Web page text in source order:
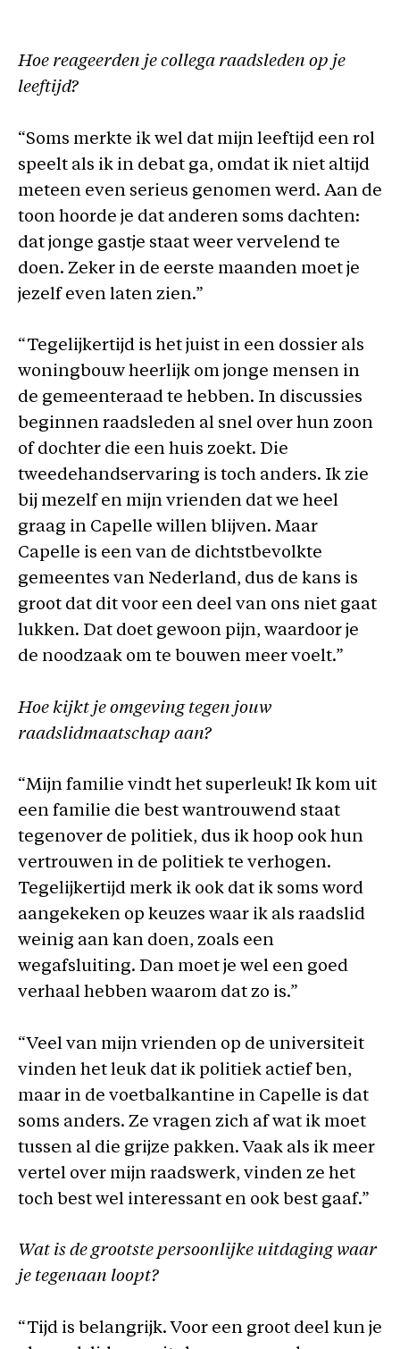
Hoe reageerden je collega raadsleden op je
leeftijd?
“Soms merkte ik wel dat mijn leeftijd een rol
speelt als ik in debat ga, omdat ik niet altijd
meteen even serieus genomen werd. Aan de
toon hoorde je dat anderen soms dachten:
dat jonge gastje staat weer vervelend te
doen. Zeker in de eerste maanden moet je
jezelf even laten zien.”
“Tegelijkertijd is het juist in een dossier als
woningbouw heerlijk om jonge mensen in
de gemeenteraad te hebben. In discussies
beginnen raadsleden al snel over hun zoon
of dochter die een huis zoekt. Die
tweedehandservaring is toch anders. Ik zie
bij mezelf en mijn vrienden dat we heel
graag in Capelle willen blijven. Maar
Capelle is een van de dichtstbevolkte
gemeentes van Nederland, dus de kans is
groot dat dit voor een deel van ons niet gaat
lukken. Dat doet gewoon pijn, waardoor je
de noodzaak om te bouwen meer voelt.”
Hoe kijkt je omgeving tegen jouw
raadslidmaatschap aan?
“Mijn familie vindt het superleuk! Ik kom uit
een familie die best wantrouwend staat
tegenover de politiek, dus ik hoop ook hun
vertrouwen in de politiek te verhogen.
Tegelijkertijd merk ik ook dat ik soms word
aangekeken op keuzes waar ik als raadslid
weinig aan kan doen, zoals een
wegafsluiting. Dan moet je wel een goed
verhaal hebben waarom dat zo is.”
“Veel van mijn vrienden op de universiteit
vinden het leuk dat ik politiek actief ben,
maar in de voetbalkantine in Capelle is dat
soms anders. Ze vragen zich af wat ik moet
tussen al die grijze pakken. Vaak als ik meer
vertel over mijn raadswerk, vinden ze het
toch best wel interessant en ook best gaaf.”
Wat is de grootste persoonlijke uitdaging waar
je tegenaan loopt?
“Tijd is belangrijk. Voor een groot deel kun je